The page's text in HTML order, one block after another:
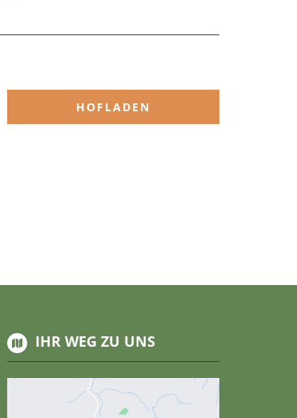
HOFLADEN
IHR WEG ZU UNS